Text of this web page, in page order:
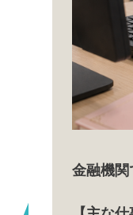
金融機関